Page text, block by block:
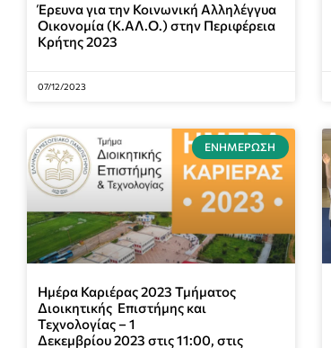
Έρευνα για την Κοινωνική Αλληλέγγυα
Οικονομία (Κ.ΑΛ.Ο.) στην Περιφέρεια
Κρήτης 2023
07/12/2023
ΕΝΗΜΈΡΩΣΗ
Ημέρα Καριέρας 2023 Τμήματος
Διοικητικής Επιστήμης και
Τεχνολογίας – 1
Δεκεμβρίου 2023 στις 11:00, στις